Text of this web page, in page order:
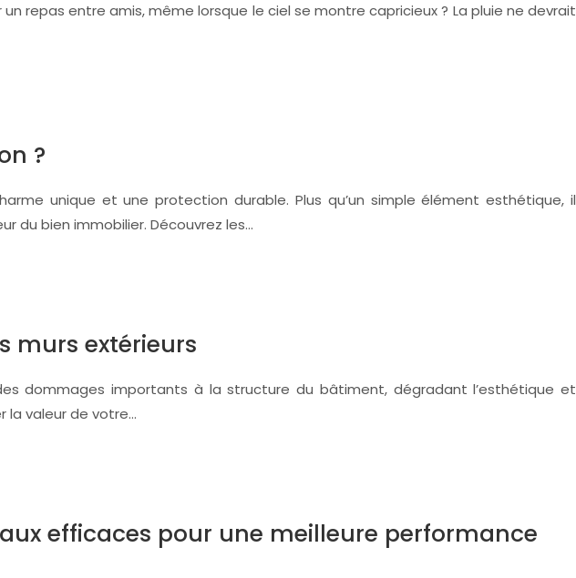
repas entre amis, même lorsque le ciel se montre capricieux ? La pluie ne devrait
?
unique et une protection durable. Plus qu’un simple élément esthétique, il
du bien immobilier. Découvrez les…
murs extérieurs
dommages importants à la structure du bâtiment, dégradant l’esthétique et
la valeur de votre…
efficaces pour une meilleure performance